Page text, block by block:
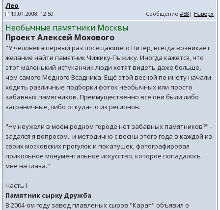
Лео
19.01.2008, 12:50 Сообщение#58 | Наверх
Необычные памятники Москвы
Проект Алексей Мохового
"У человека первый раз посещающего Питер, всегда возникает
желание найти памятник Чижику-Пыжику. Иногда кажется, что
этот маленький истуканчик люди хотят видеть даже больше,
чем самого Медного Всадника. Ещё этой весной по инету начали
ходить различные подборки фоток необычных или просто
забавных памятников. Преимущественно все они были либо
заграничные, либо откуда-то из регионов.
"Ну неужели в моём родном городе нет забавных памятников?" -
задался я вопросом.. и методично с весны этого года в каждой из
своих московских прогулок и покатушек, фотографировал
прикольное монументальное искусство, которое попадалось
мне на глаза."
Часть I
Памятник сырку Дружба
В 2004-ом году завод плавленых сыров "Карат" объявил о